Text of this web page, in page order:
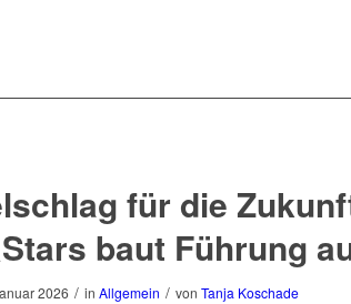
für die
baut Führung
2026 / in Allgemein / von Tanja Koschade